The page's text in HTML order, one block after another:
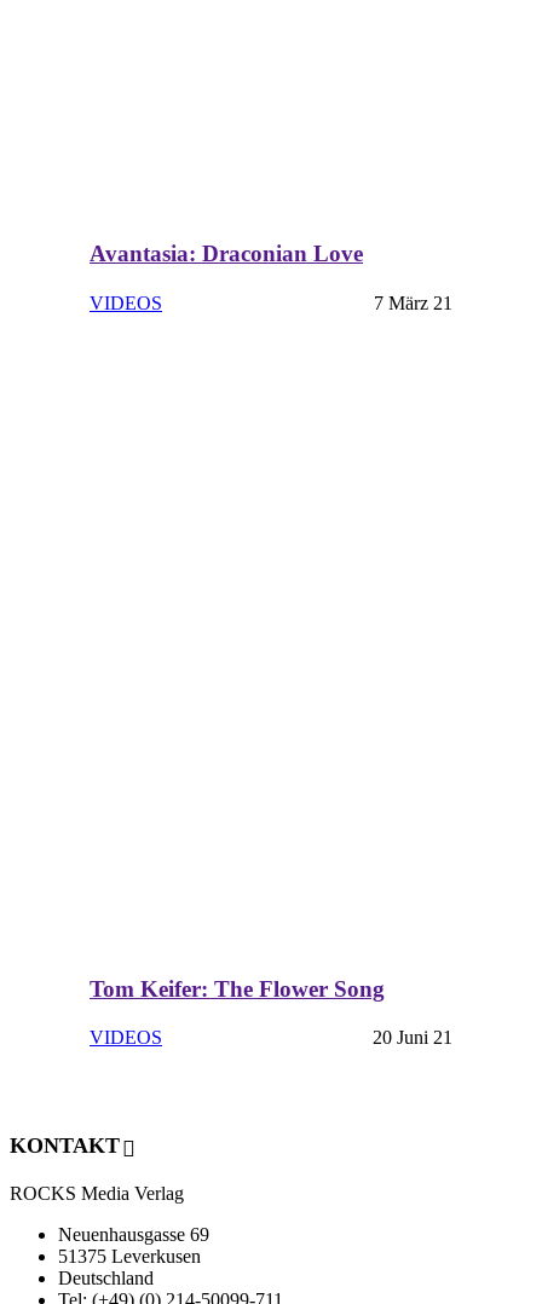
Avantasia: Draconian Love
VIDEOS 7 März 21
Tom Keifer: The Flower Song
VIDEOS 20 Juni 21
KONTAKT
ROCKS Media Verlag
Neuenhausgasse 69
51375 Leverkusen
Deutschland